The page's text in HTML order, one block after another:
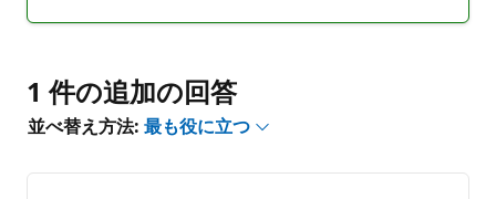
あ
せ
ん
1 件の追加の回答
並べ替え方法: 最も役に立つ